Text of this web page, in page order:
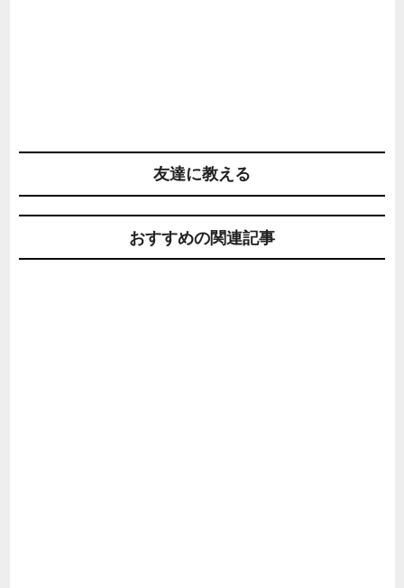
友達に教える
おすすめの関連記事